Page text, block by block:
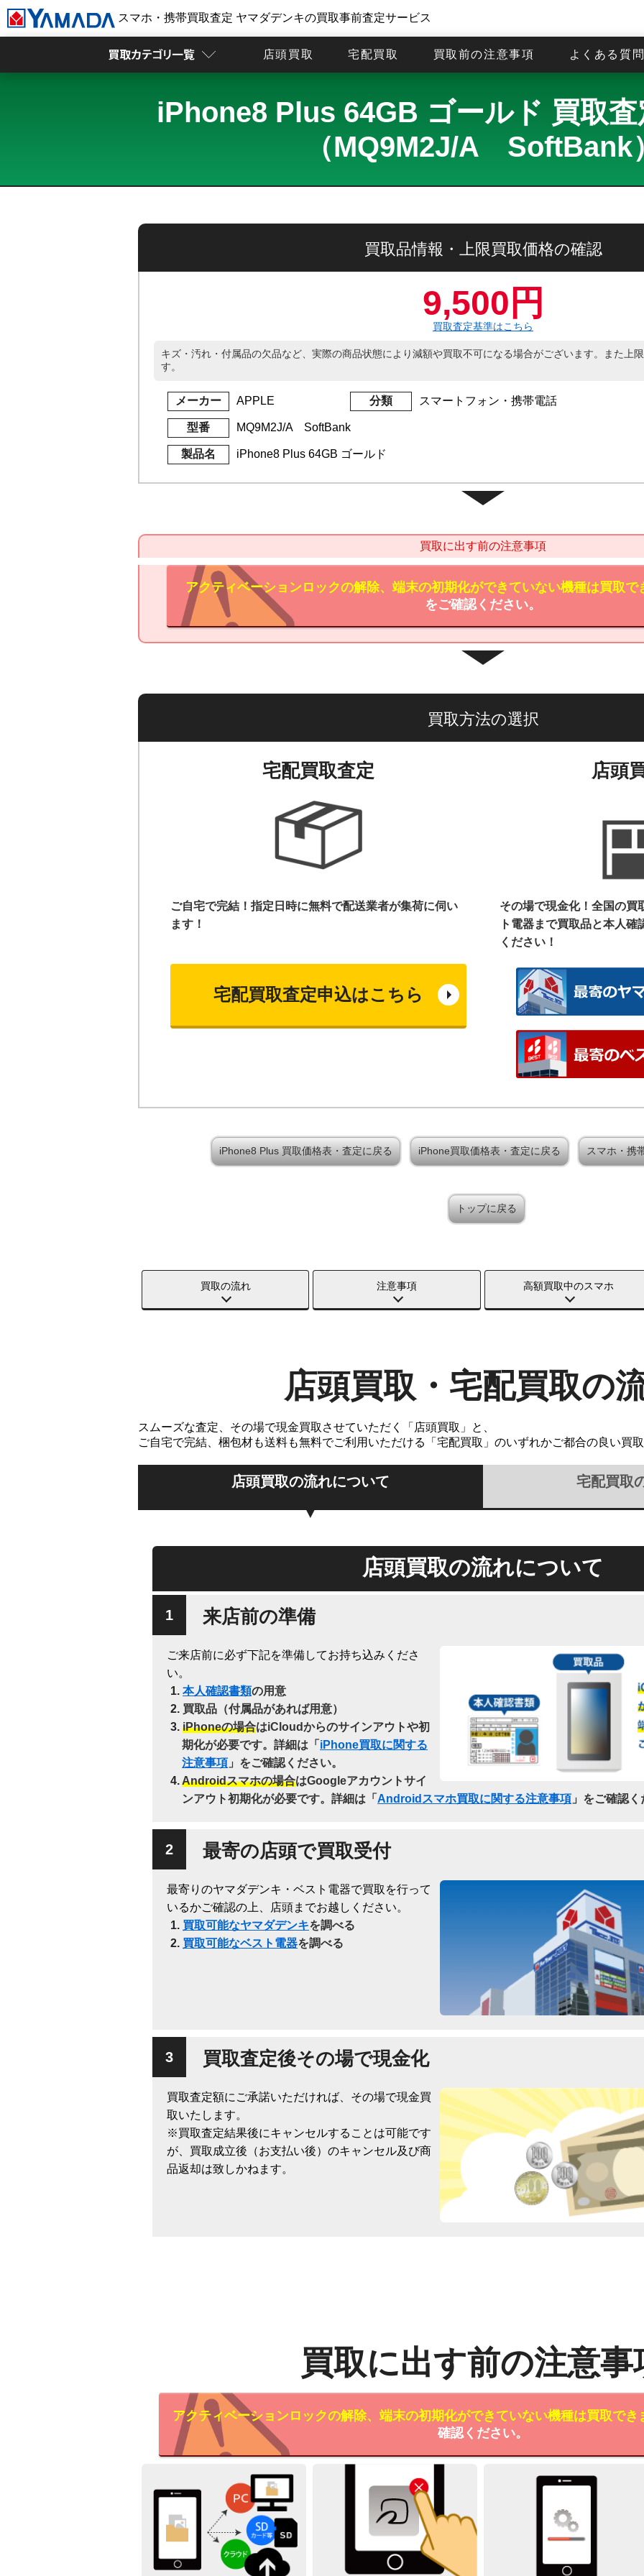
スマホ・携帯買取査定 ヤマダデンキの買取事前査定サービス
店頭買取 宅配買取 買取前の注意事項 よくある質
iPhone8 Plus 64GB ゴールド 買取
（MQ9M2J/A SoftBank
買取品情報・上限買取価格の確認
9,500円
買取査定基準はこちら
キズ・汚れ・付属品の欠品など、実際の商品状態により減額や買取不可になる場合がございます。また上
す。
メーカー APPLE 分類 スマートフォン・携帯電話
型番 MQ9M2J/A SoftBank
製品名 iPhone8 Plus 64GB ゴールド
買取に出す前の注意事項
アクティベーションロックの解除、端末の初期化ができていない機種は買取で
をご確認ください。
買取方法の選択
宅配買取査定
ご自宅で完結！指定日時に無料で配送業者が集荷に伺い
ます！
宅配買取査定申込はこちら
店頭
その場で現金化！全国の買
ト電器まで買取品と本人確
ください！
iPhone8 Plus 買取価格表・査定に戻る iPhone買取価格表・査定に戻る スマホ・携
トップに戻る
買取の流れ 注意事項 高額買取中のスマホ
店頭買取・宅配買取の
スムーズな査定、その場で現金買取させていただく「店頭買取」と、
ご自宅で完結、梱包材も送料も無料でご利用いただける「宅配買取」のいずれかご都合の良い買
店頭買取の流れについて 宅配買取
店頭買取の流れについて
来店前の準備
ご来店前に必ず下記を準備してお持ち込みくださ
い。
本人確認書類の用意
買取品（付属品があれば用意）
iPhoneの場合はiCloudからのサインアウトや初
期化が必要です。詳細は「 iPhone買取に関する
注意事項 」をご確認ください。
Androidスマホの場合はGoogleアカウントサイ
ンアウト初期化が必要です。詳細は「 Androidスマホ買取に関する注意事項 」をご確認
最寄の店頭で買取受付
最寄りのヤマダデンキ・ベスト電器で買取を行って
いるかご確認の上、店頭までお越しください。
買取可能なヤマダデンキを調べる
買取可能なベスト電器を調べる
買取査定後その場で現金化
買取査定額にご承諾いただければ、その場で現金買
取いたします。
※買取査定結果後にキャンセルすることは可能です
が、買取成立後（お支払い後）のキャンセル及び商
品返却は致しかねます。
買取に出す前の注意事
アクティベーションロックの解除、端末の初期化ができていない機種は買取でき
確認ください。